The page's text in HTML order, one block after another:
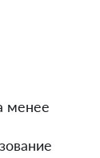
менее